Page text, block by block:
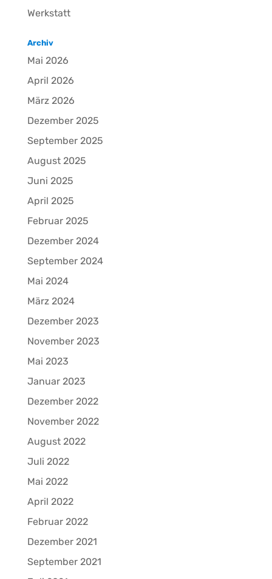
Werkstatt
Archiv
Mai 2026
April 2026
März 2026
Dezember 2025
September 2025
August 2025
Juni 2025
April 2025
Februar 2025
Dezember 2024
September 2024
Mai 2024
März 2024
Dezember 2023
November 2023
Mai 2023
Januar 2023
Dezember 2022
November 2022
August 2022
Juli 2022
Mai 2022
April 2022
Februar 2022
Dezember 2021
September 2021